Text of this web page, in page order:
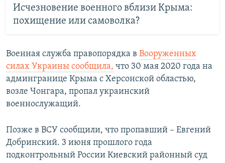
Исчезновение военного вблизи Крыма:
похищение или самоволка?
Военная служба правопорядка в Вооруженных
силах Украины сообщила, что 30 мая 2020 года на
админгранице Крыма с Херсонской областью,
возле Чонгара, пропал украинский
военнослужащий.
Позже в ВСУ сообщили, что пропавший – Евгений
Добринский. 3 июня прошлого года
подконтрольный России Киевский районный суд